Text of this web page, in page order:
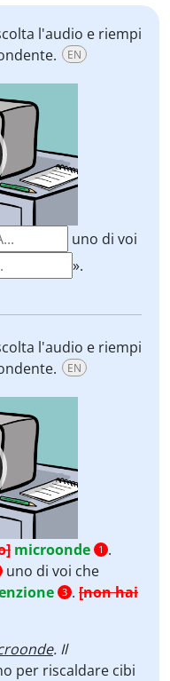
l'audio e riempi
EN
uno di voi
».
l'audio e riempi
EN
microonde 1 .
uno di voi che
3 . [non hai
. Il
per riscaldare cibi